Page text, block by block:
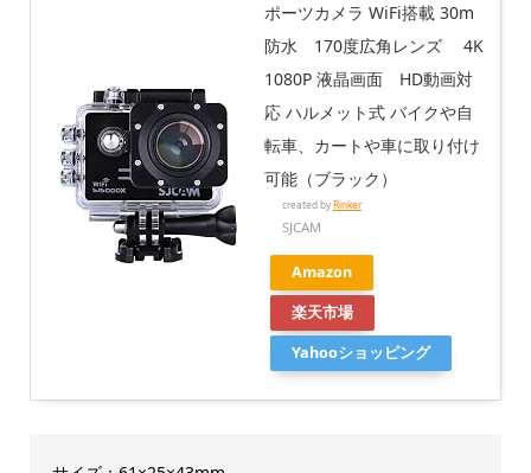
ポーツカメラ WiFi搭載 30m
防水 170度広角レンズ 4K
1080P 液晶画面 HD動画対
応 ハルメット式 バイクや自
転車、カートや車に取り付け
可能（ブラック）
created byRinker
SJCAM
Amazon
楽天市場
Yahooショッピング